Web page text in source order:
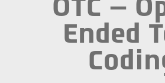
OTC –
Ended